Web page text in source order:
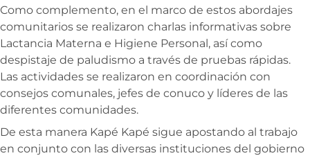
Como complemento, en el marco de estos abordajes
comunitarios se realizaron charlas informativas sobre
Lactancia Materna e Higiene Personal, así como
despistaje de paludismo a través de pruebas rápidas.
Las actividades se realizaron en coordinación con
consejos comunales, jefes de conuco y líderes de las
diferentes comunidades.
De esta manera Kapé Kapé sigue apostando al trabajo
en conjunto con las diversas instituciones del gobierno